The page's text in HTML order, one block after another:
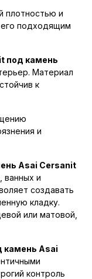
плотностью и
подходящим
под камень
Материал
к
и
Asai Cersanit
ванных и
создавать
кладку.
или матовой,
камень Asai
контроль